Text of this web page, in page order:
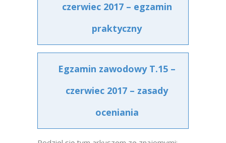
czerwiec 2017 – egzamin
praktyczny
Egzamin zawodowy T.15 –
czerwiec 2017 – zasady
oceniania